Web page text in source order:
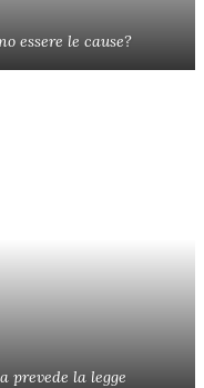
essere le cause?
la legge